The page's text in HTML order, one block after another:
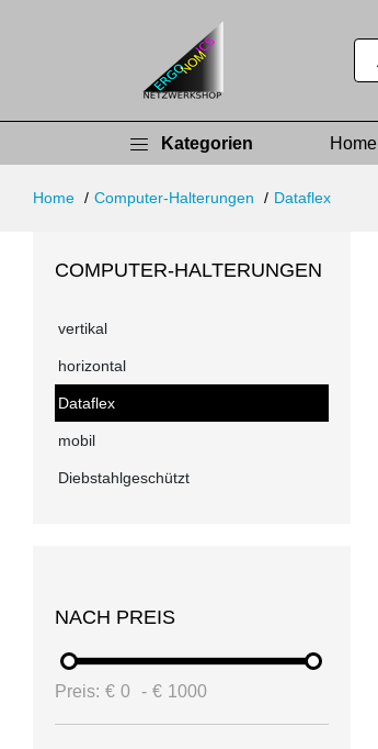
Kategorien Home
Home Computer-Halterungen Dataflex
COMPUTER-HALTERUNGEN
vertikal
horizontal
Dataflex
mobil
Diebstahlgeschützt
NACH PREIS
Preis: € 0 - € 1000